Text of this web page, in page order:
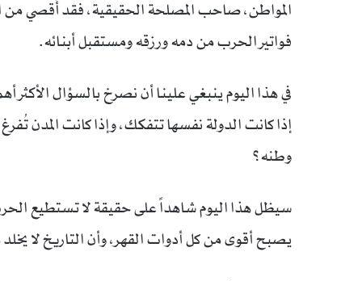
المواطن، صاحب المصلحة الحقيقية، فقد أُقصي من
فواتير الحرب من دمه ورزقه ومستقبل أبنائه.
في هذا اليوم ينبغي علينا أن نصرخ بالسؤال
إذا كانت الدولة نفسها تتفكك، وإذا كانت المدن
وطنه؟
سيظل هذا اليوم شاهداً على حقيقة لا تستطيع
يصبح أقوى من كل أدوات القهر، وأن التاريخ لا